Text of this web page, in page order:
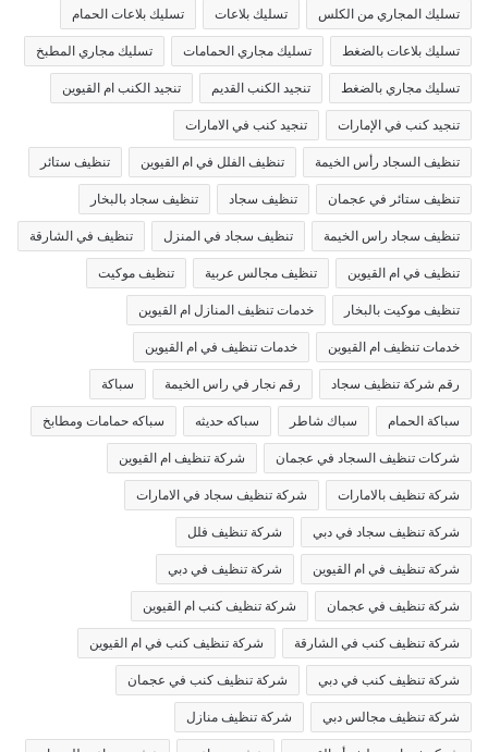
تسليك المجاري من الكلس تسليك بلاعات تسليك بلاعات الحمام
تسليك بلاعات بالضغط تسليك مجاري الحمامات تسليك مجاري المطبخ
تسليك مجاري بالضغط تنجيد الكنب القديم تنجيد الكنب ام القيوين
تنجيد كنب في الإمارات تنجيد كنب في الامارات
تنظيف السجاد رأس الخيمة تنظيف الفلل في ام القيوين تنظيف ستائر
تنظيف ستائر في عجمان تنظيف سجاد تنظيف سجاد بالبخار
تنظيف سجاد راس الخيمة تنظيف سجاد في المنزل تنظيف في الشارقة
تنظيف في ام القيوين تنظيف مجالس عربية تنظيف موكيت
تنظيف موكيت بالبخار خدمات تنظيف المنازل ام القيوين
خدمات تنظيف ام القيوين خدمات تنظيف في ام القيوين
رقم شركة تنظيف سجاد رقم نجار في راس الخيمة سباكة
سباكة الحمام سباك شاطر سباكه حديثه سباكه حمامات ومطابخ
شركات تنظيف السجاد في عجمان شركة تنظيف ام القيوين
شركة تنظيف بالامارات شركة تنظيف سجاد في الامارات
شركة تنظيف سجاد في دبي شركة تنظيف فلل
شركة تنظيف في ام القيوين شركة تنظيف في دبي
شركة تنظيف في عجمان شركة تنظيف كنب ام القيوين
شركة تنظيف كنب في الشارقة شركة تنظيف كنب في ام القيوين
شركة تنظيف كنب في دبي شركة تنظيف كنب في عجمان
شركة تنظيف مجالس دبي شركة تنظيف منازل